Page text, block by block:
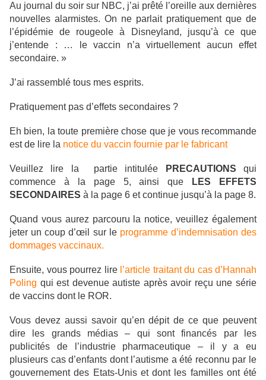
Au journal du soir sur NBC, j’ai prêté l’oreille aux dernières
nouvelles alarmistes. On ne parlait pratiquement que de
l’épidémie de rougeole à Disneyland, jusqu’à ce que
j’entende : … le vaccin n’a virtuellement aucun effet
secondaire. »
J’ai rassemblé tous mes esprits.
Pratiquement pas d’effets secondaires ?
Eh bien, la toute première chose que je vous recommande
est de lire la notice du vaccin fournie par le fabricant
Veuillez lire la partie intitulée PRECAUTIONS qui
commence à la page 5, ainsi que
LES EFFETS
SECONDAIRES à la page 6 et continue jusqu’à la page 8.
Quand vous aurez parcouru la notice, veuillez également
jeter un coup d’œil sur le programme d’indemnisation des
dommages vaccinaux.
Ensuite, vous pourrez lire l’article traitant du cas d’Hannah
Poling qui est devenue autiste après avoir reçu une série
de vaccins dont le ROR.
Vous devez aussi savoir qu’en dépit de ce que peuvent
dire les grands médias – qui sont financés par les
publicités de l’industrie pharmaceutique – il y a eu
plusieurs cas d’enfants dont l’autisme a été reconnu par le
gouvernement des Etats-Unis et dont les familles ont été